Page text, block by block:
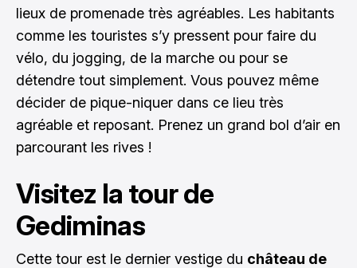
lieux de promenade très agréables. Les habitants
comme les touristes s’y pressent pour faire du
vélo, du jogging, de la marche ou pour se
détendre tout simplement. Vous pouvez même
décider de pique-niquer dans ce lieu très
agréable et reposant. Prenez un grand bol d’air en
parcourant les rives !
Visitez la tour de
Gediminas
Cette tour est le dernier vestige du château de